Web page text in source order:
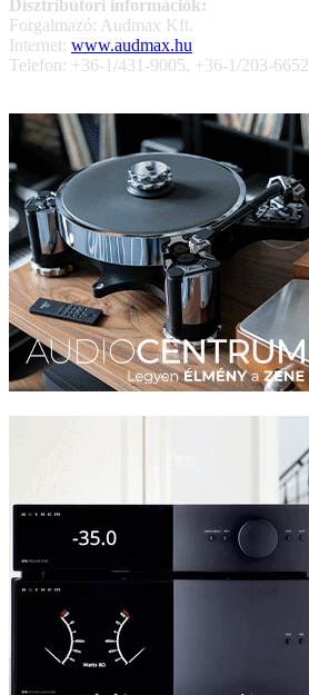
Disztribútori információk:
Forgalmazó: Audmax Kft.
Internet: www.audmax.hu
Telefon: +36-1/431-9005, +36-1/203-6652